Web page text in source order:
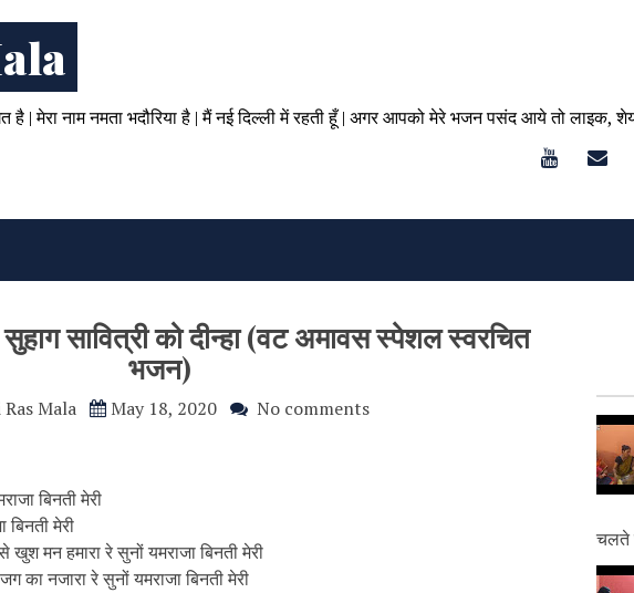
है | मेरा नाम नमता भदौरिया है | मैं नई दिल्ली में रहती हूँ | अगर आपको मेरे भजन पसंद आये तो
सावित्री को दीन्हा (वट अमावस स्पेशल स्वरचित
भजन)
Mala May 18, 2020 No comments
बिनती मेरी
मेरी
खुश मन हमारा रे सुनों यमराजा बिनती मेरी
नजारा रे सुनों यमराजा बिनती मेरी
चलते